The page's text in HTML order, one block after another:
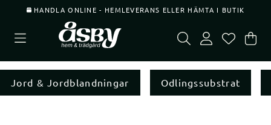
HANDLA ONLINE - HEMLEVERANS ELLER HÄMTA I BUTIK
.
Jord & Jordblandningar Odlingssubstrat